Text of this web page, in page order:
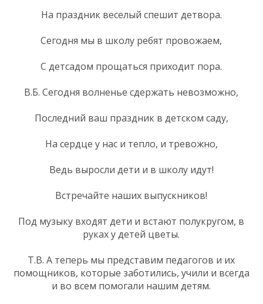
На праздник веселый спешит детвора.
Сегодня мы в школу ребят провожаем,
С детсадом прощаться приходит пора.
В.Б. Сегодня волненье сдержать невозможно,
Последний ваш праздник в детском саду,
На сердце у нас и тепло, и тревожно,
Ведь выросли дети и в школу идут!
Встречайте наших выпускников!
Под музыку входят дети и встают полукругом, в
руках у детей цветы.
Т.В. А теперь мы представим педагогов и их
помощников, которые заботились, учили и всегда
и во всем помогали нашим детям.